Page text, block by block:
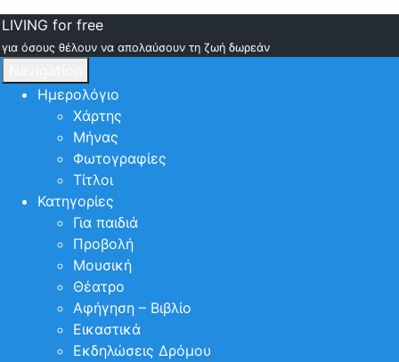
LIVING for free
για όσους θέλουν να απολαύσουν τη ζωή δωρεάν
Ημερολόγιο
Χάρτης
Μήνας
Φωτογραφίες
Τίτλοι
Κατηγορίες
Για παιδιά
Προβολή
Μουσική
Θέατρο
Αφήγηση – Βιβλίο
Εικαστικά
Εκδηλώσεις Δρόμου